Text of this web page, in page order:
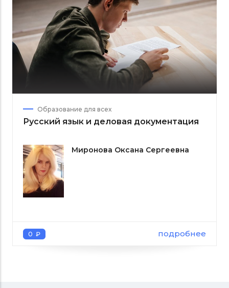
Образование для всех
Русский язык и деловая документация
Миронова Оксана Сергеевна
0 ₽ подробнее